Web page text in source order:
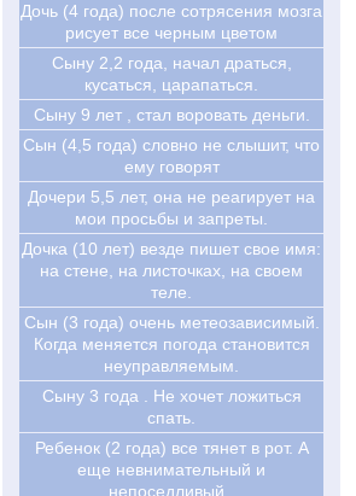
Дочь (4 года) после сотрясения мозга
рисует все черным цветом
Сыну 2,2 года, начал драться,
кусаться, царапаться.
Сыну 9 лет , стал воровать деньги.
Сын (4,5 года) словно не слышит, что
ему говорят
Дочери 5,5 лет, она не реагирует на
мои просьбы и запреты.
Дочка (10 лет) везде пишет свое имя:
на стене, на листочках, на своем
теле.
Сын (3 года) очень метеозависимый.
Когда меняется погода становится
неуправляемым.
Сыну 3 года . Не хочет ложиться
спать.
Ребенок (2 года) все тянет в рот. А
еще невнимательный и
непоседливый .